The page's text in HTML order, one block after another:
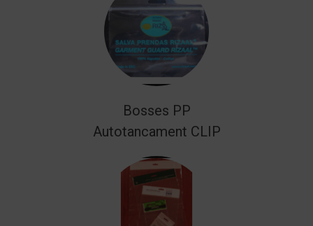
Bosses PP
Autotancament CLIP